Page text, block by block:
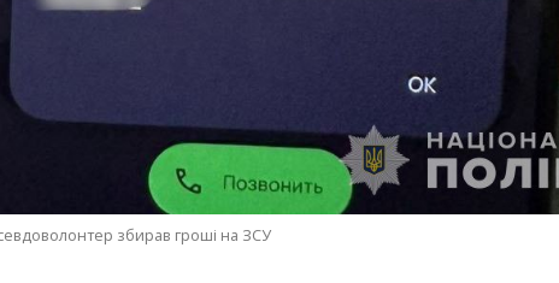
збирав гроші на ЗСУ